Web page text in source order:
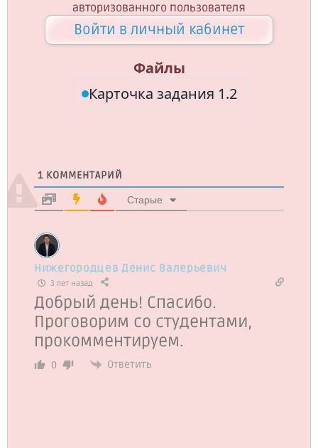
авторизованного пользователя
Войти в личный кабинет
Файлы
Карточка задания 1.2
1 КОММЕНТАРИЙ
Старые
Нижегородцев Денис Валерьевич
3 лет назад
Добрый день! Спасибо.
Проговорим со студентами,
прокомментируем.
0 Ответить